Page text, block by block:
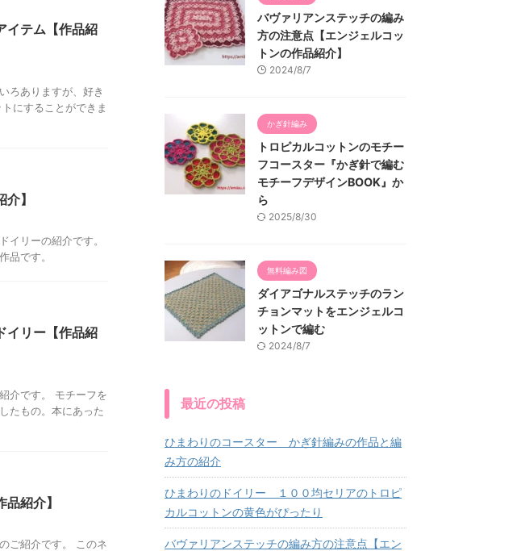
イテム【作品紹
ろありますが、好き
にすることができま
】
イリーの紹介です。
品です。
イリー【作品紹
介です。 モチーフを
たもの。本にあった
紹介】
ご紹介です。 このネ
バヴァリアンステッチの編み
方の注意点【エンジェルコッ
トンの作品紹介】
2024/8/7
かぎ針編み
トロピカルコットンのモチー
フコースター『かぎ針で編む
モチーフデザインBOOK』か
ら
2025/8/30
無料編み図
ダイアゴナルステッチのラン
チョンマットをエンジェルコ
ットンで編む
2024/8/7
最近の投稿
ひまわりのコースター かぎ針編みの作品と編
み方の紹介
ひまわりのドイリー １００均セリアのトロピ
カルコットンの黄色がぴったり
バヴァリアンステッチの編み方の注意点【エン